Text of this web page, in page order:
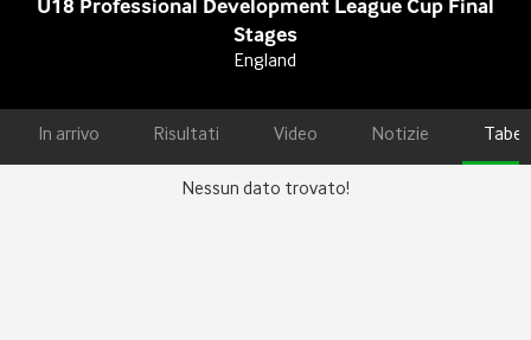
U18 Professional Development League Cup Final
Stages
England
In arrivo Risultati Video Notizie
Nessun dato trovato!